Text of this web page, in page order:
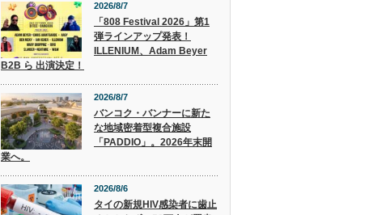
2026/8/7
「808 Festival 2026」第1
弾ラインアップ発表！
ILLENIUM、Adam Beyer
B2B ら 出演決定！
2026/8/7
バンコク・バンナーに新た
な地域密着型複合施設
「PADDIO」。2026年末開
業へ。
2026/8/6
タイの新規HIV感染者に歯止